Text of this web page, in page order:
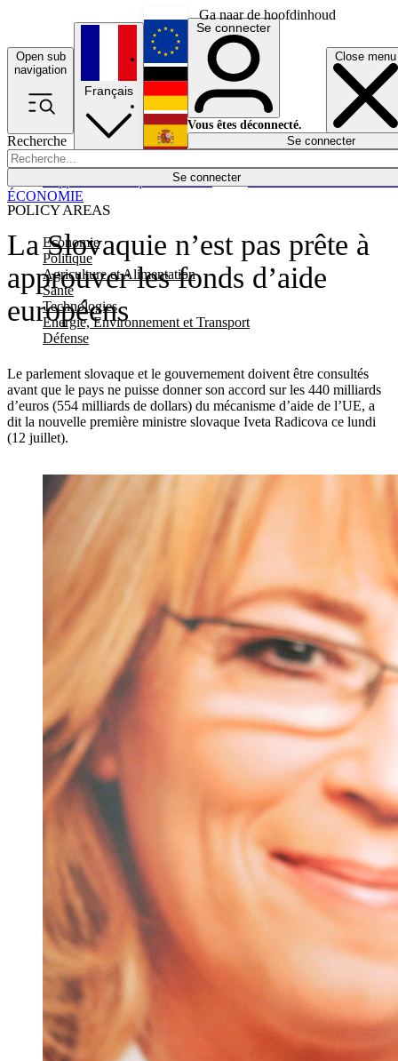
Ga naar de hoofdinhoud
Open sub
navigation
Close menu
Recherche
Se connecter
POLICY AREAS
Economie
Politique
Agriculture et Alimentation
Santé
Technologies
Energie, Environnement et Transport
Défense
Économie
Français
English
Deutsch
Español
Se connecter
Vous êtes déconnecté.
Se connecter
La Slovaquie n’est pas prête à
approuver les fonds d’aide
européens
Le parlement slovaque et le gouvernement doivent être consultés
avant que le pays ne puisse donner son accord sur les 440 milliards
d’euros (554 milliards de dollars) du mécanisme d’aide de l’UE, a
dit la nouvelle première ministre slovaque Iveta Radicova ce lundi
(12 juillet).
ÉCONOMIE